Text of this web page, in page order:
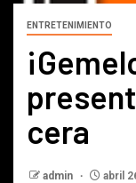
ENTRETENIMIENTO
cera
admin abril